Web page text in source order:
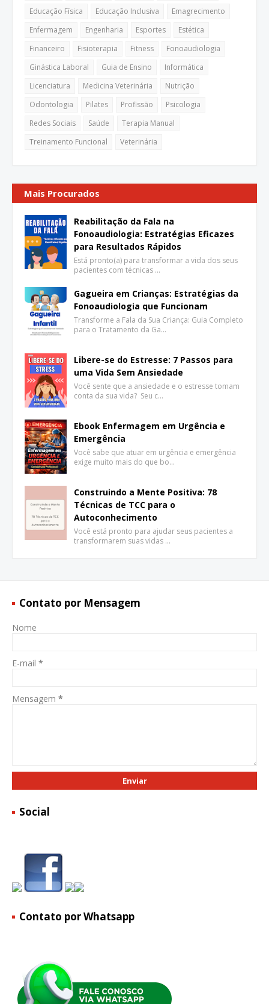
Educação Física
Educação Inclusiva
Emagrecimento
Enfermagem
Engenharia Esportes
Estética
Financeiro
Fisioterapia Fitness
Fonoaudiologia
Ginástica Laboral
Guia de Ensino
Informática
Licenciatura
Medicina Veterinária
Nutrição
Odontologia
Pilates Profissão
Psicologia
Redes Sociais
Saúde
Terapia Manual
Treinamento Funcional
Veterinária
Mais Procurados
Reabilitação da Fala na
Fonoaudiologia: Estratégias Eficazes
para Resultados Rápidos
Está pronto(a) para transformar a vida dos seus
pacientes com técnicas …
Gagueira em Crianças: Estratégias da
Fonoaudiologia que Funcionam
Transforme a Fala da Sua Criança: Guia Completo
para o Tratamento da Ga…
Libere-se do Estresse: 7 Passos para
uma Vida Sem Ansiedade
Você sente que a ansiedade e o estresse tomam
conta da sua vida? Seu c…
Ebook Enfermagem em Urgência e
Emergência
Você sabe que atuar em urgência e emergência
exige muito mais do que bo…
Construindo a Mente Positiva: 78
Técnicas de TCC para o
Autoconhecimento
Você está pronto para ajudar seus pacientes a
transformarem suas vidas …
Contato por Mensagem
Nome
E-mail *
Mensagem *
Social
Contato por Whatsapp